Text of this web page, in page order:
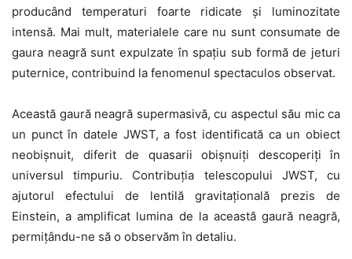
producând temperaturi foarte ridicate și luminozitate
intensă. Mai mult, materialele care nu sunt consumate de
gaura neagră sunt expulzate în spațiu sub formă de jeturi
puternice, contribuind la fenomenul spectaculos observat.
Această gaură neagră supermasivă, cu aspectul său mic ca
un punct în datele JWST, a fost identificată ca un obiect
neobișnuit, diferit de quasarii obișnuiți descoperiți în
universul timpuriu. Contribuția telescopului JWST, cu
ajutorul efectului de lentilă gravitațională prezis de
Einstein, a amplificat lumina de la această gaură neagră,
permițându-ne să o observăm în detaliu.